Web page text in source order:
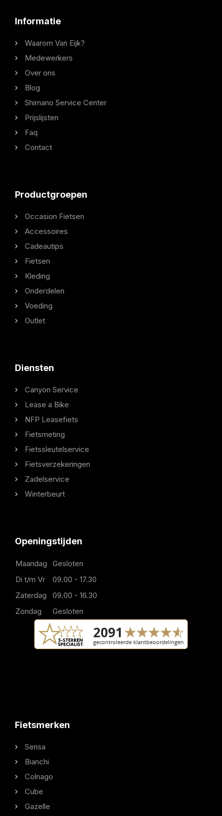
Informatie
Waarom Van Eijk?
Medewerkers
Over ons
Blog
Shimano Service Center
Prijslijsten
Faq
Contact
Productgroepen
Occasion Fietsen
Accessoires
Cadeautips
Fietsen
Kleding
Onderdelen
Voeding
Outlet
Diensten
Canyon Service
Lease a Bike
NFP Leasefiets
Fietsmeting
Fietssleutelservice
Fietsverzekeringen
Zadelservice
Winterbeurt
Openingstijden
Maandag
Gesloten
Di t/m Vr
09.00 - 17.30
Zaterdag
09.00 - 16.30
Zondag
Gesloten
Fietsmerken
Sensa
Bianchi
Colnago
Cube
Gazelle